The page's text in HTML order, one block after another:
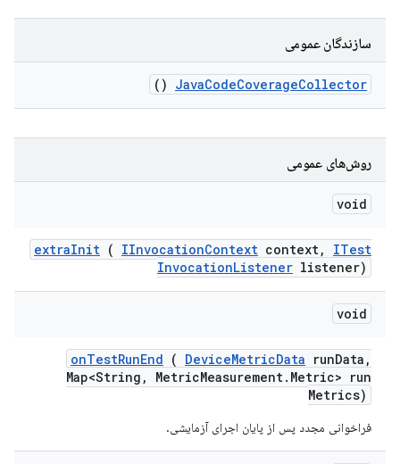
سازندگان عمومی
JavaCodeCoverageCollector
()
روش‌های عمومی
void
extraInit ( IInvocationContext context,
ITest
InvocationListener listener)
void
onTestRunEnd ( DeviceMetricData runData ,
Map<String , MetricMeasurement. Metric> run
Metrics)
فراخوانی مجدد پس از پایان اجرای آزمایشی.